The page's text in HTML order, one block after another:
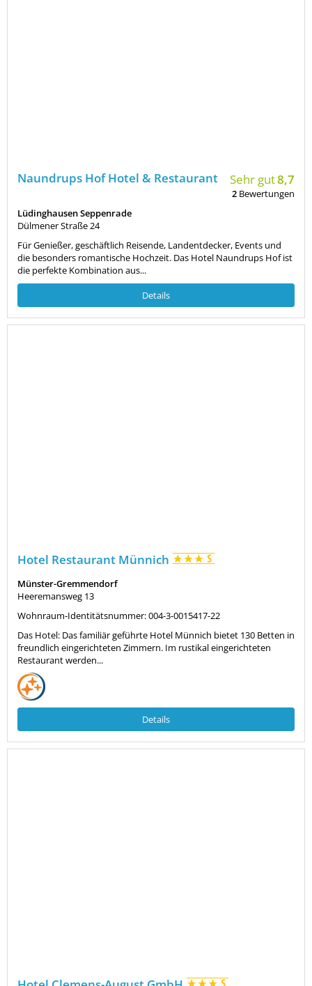
Naundrups Hof Hotel & Restaurant Sehr gut8,7
2 Bewertungen
Lüdinghausen Seppenrade
Dülmener Straße 24
Für Genießer, geschäftlich Reisende, Landentdecker, Events und
die besonders romantische Hochzeit. Das Hotel Naundrups Hof ist
die perfekte Kombination aus...
Details
Hotel Restaurant Münnich
Münster-Gremmendorf
Heeremansweg 13
Wohnraum-Identitätsnummer: 004-3-0015417-22
Das Hotel: Das familiär geführte Hotel Münnich bietet 130 Betten in
freundlich eingerichteten Zimmern. Im rustikal eingerichteten
Restaurant werden...
Details